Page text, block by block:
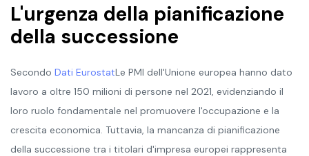
L'urgenza della pianificazione
della successione
Secondo Dati EurostatLe PMI dell'Unione europea hanno dato
lavoro a oltre 150 milioni di persone nel 2021, evidenziando il
loro ruolo fondamentale nel promuovere l'occupazione e la
crescita economica. Tuttavia, la mancanza di pianificazione
della successione tra i titolari d'impresa europei rappresenta